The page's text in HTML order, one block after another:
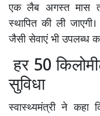
एक लैब अगस्त मास
स्थापित की ली
जैसी सेवाएं भी उपलब्ध
हर 50
सुविधा
स्वास्थ्यमंत्री ने कहा